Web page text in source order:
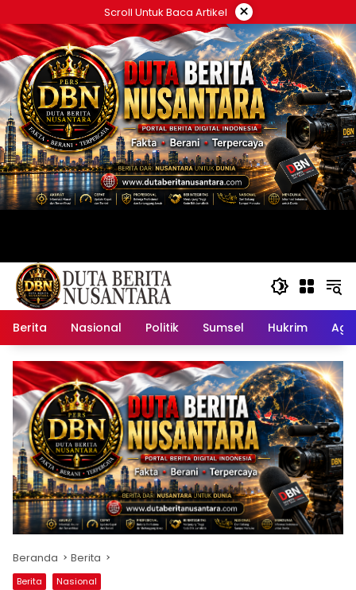
ke
konten
Scroll Untuk Baca Artikel ×
Berita Nasional Politik Sumsel Hukrim
Beranda Berita
Berita Nasional